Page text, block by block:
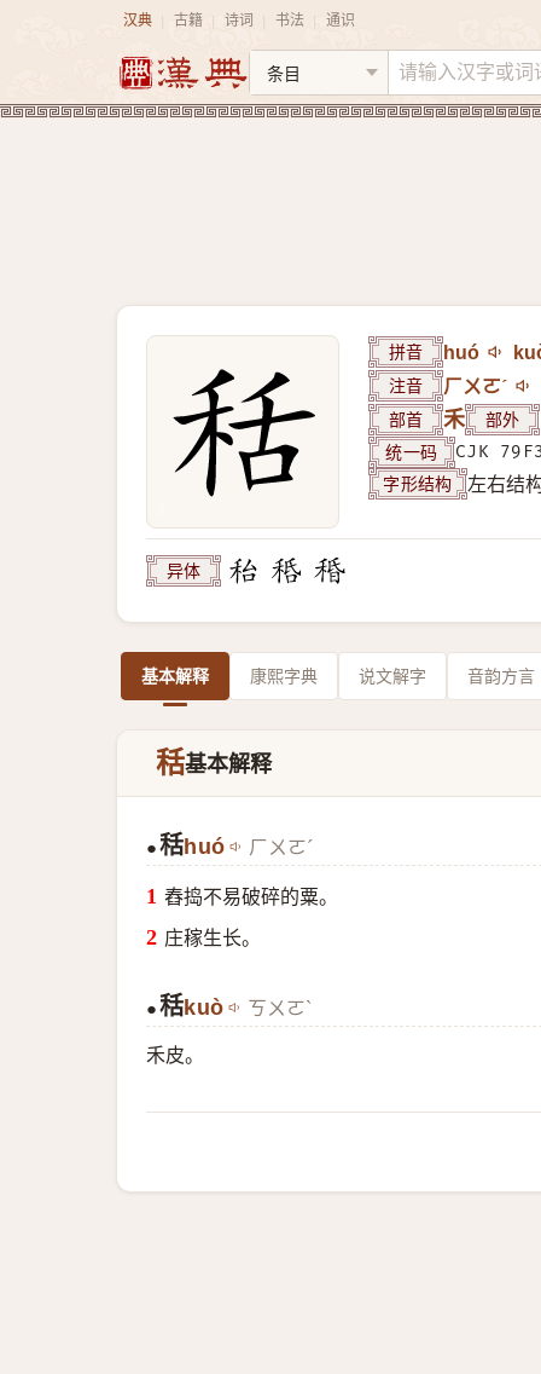
汉典 古籍 诗词 书法 通识
拼音 huó
注音 ㄏㄨㄛˊ
部首 禾 部外
统一码 CJK
字形结构 左右结
异体
基本解释 康熙字典 说文解字 音韵方言
秳基本解释
● 秳huó ㄏㄨㄛˊ
舂捣不易破碎的粟。
庄稼生长。
● 秳kuò ㄎㄨㄛˋ
禾皮。